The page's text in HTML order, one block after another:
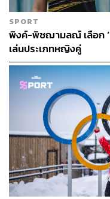
SPORT
พิงค์-พิชฌามลณ์ เลือก ‘
เล่นประเภทหญิงคู่